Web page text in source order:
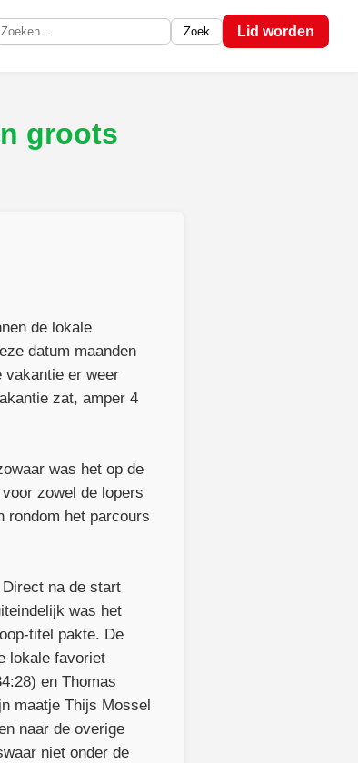
op de site Zoek Lid worden
groots
de lokale
datum maanden
vakantie er weer
zat, amper 4
was het op de
zowel de lopers
rondom het parcours
na de start
was het
titel pakte. De
lokale favoriet
en Thomas
maatje Thijs Mossel
naar de overige
niet onder de